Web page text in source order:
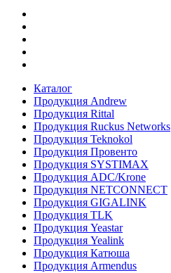
Каталог
Продукция Andrew
Продукция Rittal
Продукция Ruckus Networks
Продукция Teknokol
Продукция Провенто
Продукция SYSTIMAX
Продукция ADC/Krone
Продукция NETCONNECT
Продукция GIGALINK
Продукция TLK
Продукция Yeastar
Продукция Yealink
Продукция Катюша
Продукция Armendus